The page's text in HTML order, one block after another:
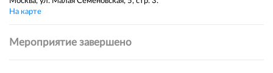
На карте
Мероприятие завершено